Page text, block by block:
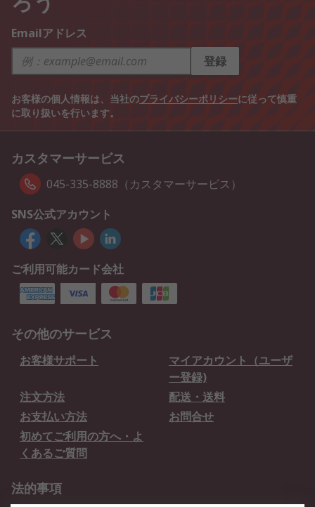
Emailアドレス
登録
お客様の個人情報は、当社のプライバシーポリシーに従って慎重
に取り扱いを行います。
カスタマーサービス
045-335-8888（カスタマーサービス）
SNS公式アカウント
ご利用可能カード会社
その他のサービス
お客様サポート
マイアカウント（ユーザ
ー登録)
注文方法
配送・送料
お支払い方法
お問合せ
初めてご利用の方へ・よ
くあるご質問
法的事項